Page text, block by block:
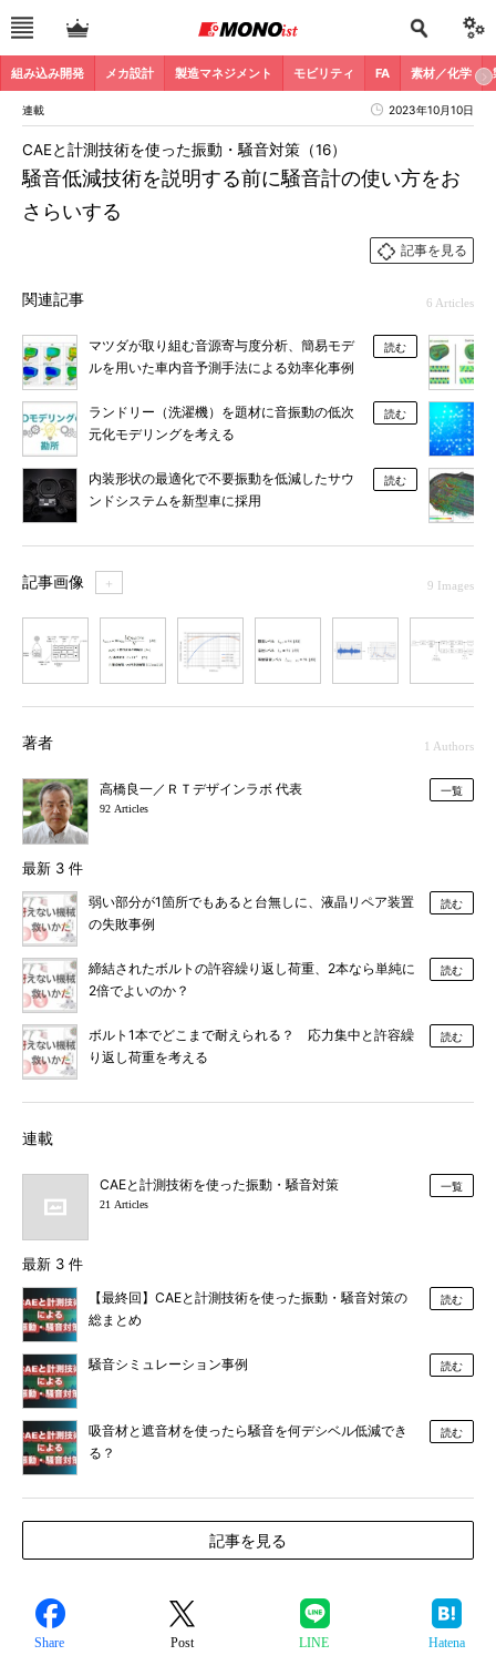
組み込み開発 メカ設計 製造マネジメント モビリティ FA 素材／化学
連載 2023年10月10日
騒音低減技術を説明する前に騒音計の使い方をお
さらいする
CAEと計測技術を使った振動・騒音対策（16）
記事を見る
関連記事 6 Articles
マツダが取り組む音源寄与度分析、簡易モデ
ルを用いた車内音予測手法による効率化事例
読む
ランドリー（洗濯機）を題材に音振動の低次
元化モデリングを考える
読む
内装形状の最適化で不要振動を低減したサウ
ンドシステムを新型車に採用
読む
記事画像 ＋ 9 Images
著者 1 Authors
高橋良一／ＲＴデザインラボ 代表
92 Articles
一覧
最新 3 件
弱い部分が1箇所でもあると台無しに、液晶リペア装置
の失敗事例
読む
締結されたボルトの許容繰り返し荷重、2本なら単純に
2倍でよいのか？
読む
ボルト1本でどこまで耐えられる？ 応力集中と許容繰
り返し荷重を考える
読む
連載
CAEと計測技術を使った振動・騒音対策
21 Articles
一覧
最新 3 件
【最終回】CAEと計測技術を使った振動・騒音対策の
総まとめ
読む
騒音シミュレーション事例 読む
吸音材と遮音材を使ったら騒音を何デシベル低減でき
る？
読む
記事を見る
Share Post LINE Hatena